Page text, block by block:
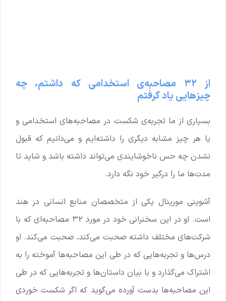
از ۳۲ مصاحبه‌ی استخدامی که داشتم، چه
چیزهایی یاد گرفتم
بسیاری از ما تجربه‌ی شکست در مصاحبه‌های استخدامی و
یا هر چیز مشابه دیگری را داشته‌ایم و می‌دانیم که قبول
نشدن چه حس ناخوشایندی می‌تواند داشته باشد و شاید تا
مدت‌ها ما را درگیر خود نگه دارد.
آشوینی مورینال یکی از متخصصان منابع انسانی در هند
است. او در این سخنرانی خود در مورد ۳۲ مصاحبه‌ای که با
شرکت‌های مختلف داشته صحبت می‌کند، صحبت می‌کند. او
درس‌ها و تجربه‌هایی که در طی این مصاحبه‌ها آموخته را به
اشتراک می‌گذارد و با بیان داستان‌ها و تجربه‌هایی که در طی
این مصاحبه‌ها بدست آورده می‌گوید که اگر شکست خوردی